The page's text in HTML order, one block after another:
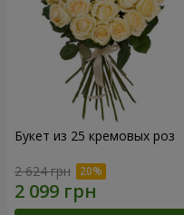
Букет из 25 кремовых роз
2 624 грн